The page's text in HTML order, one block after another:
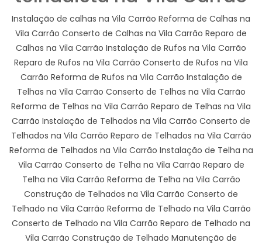
Instalação de calhas na Vila Carrão Reforma de Calhas na
Vila Carrão Conserto de Calhas na Vila Carrão Reparo de
Calhas na Vila Carrão Instalação de Rufos na Vila Carrão
Reparo de Rufos na Vila Carrão Conserto de Rufos na Vila
Carrão Reforma de Rufos na Vila Carrão Instalação de
Telhas na Vila Carrão Conserto de Telhas na Vila Carrão
Reforma de Telhas na Vila Carrão Reparo de Telhas na Vila
Carrão Instalação de Telhados na Vila Carrão Conserto de
Telhados na Vila Carrão Reparo de Telhados na Vila Carrão
Reforma de Telhados na Vila Carrão Instalação de Telha na
Vila Carrão Conserto de Telha na Vila Carrão Reparo de
Telha na Vila Carrão Reforma de Telha na Vila Carrão
Construção de Telhados na Vila Carrão Conserto de
Telhado na Vila Carrão Reforma de Telhado na Vila Carrão
Conserto de Telhado na Vila Carrão Reparo de Telhado na
Vila Carrão Construção de Telhado Manutenção de